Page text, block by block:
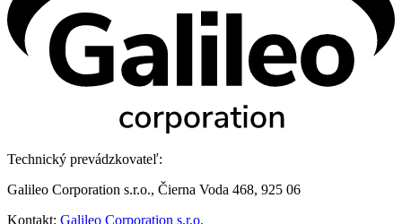
Technický prevádzkovateľ:
Galileo Corporation s.r.o., Čierna Voda 468, 925 06
Kontakt: Galileo Corporation s.r.o.